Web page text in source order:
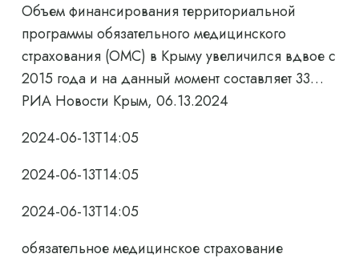
Объем финансирования территориальной
программы обязательного медицинского
страхования (ОМС) в Крыму увеличился вдвое с
2015 года и на данный момент составляет 33…
РИА Новости Крым, 06.13.2024
2024-06-13T14:05
2024-06-13T14:05
2024-06-13T14:05
обязательное медицинское страхование